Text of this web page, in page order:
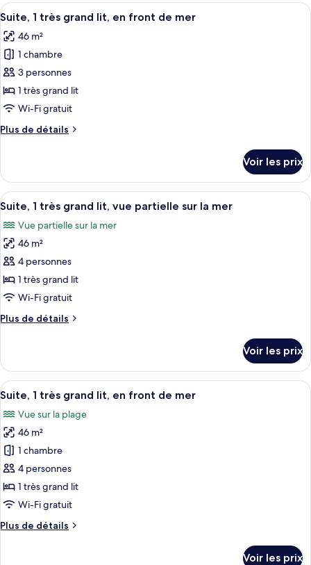
Afficher
toutes
les
photos
pour
ce
type
chambre :
très
grand
en
front
de
mer
Une chambre d’hôtel équipée d’un
7
Suite, 1 très grand lit, en front de mer
46 m²
1 chambre
3 personnes
1 très grand lit
Wi-Fi gratuit
Plus de détails
Plus
le
type
de
Suite,
grand
lit,
en
front
de
Voir les prix
Afficher
toutes
les
photos
pour
ce
type
chambre :
très
grand
vue
partielle
sur
la
mer
Suite, 1 très grand lit, vue partielle
7
Suite, 1 très grand lit, vue partielle sur la mer
Vue partielle sur la mer
46 m²
4 personnes
1 très grand lit
Wi-Fi gratuit
Plus de détails
Plus
le
type
de
Suite,
très
grand
lit,
vue
partielle
sur
mer
Voir les prix
Afficher
toutes
les
photos
pour
ce
type
de
chambre :
Suite,
Un salon comprenant un canapé,
7
Suite, 1 très grand lit, en front de mer
Vue sur la plage
46 m²
1 chambre
4 personnes
1 très grand lit
Wi-Fi gratuit
Plus de détails
Plus
Voir les prix